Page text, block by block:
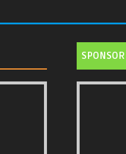
SPONSOR